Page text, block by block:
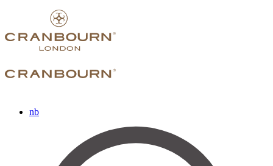
nb